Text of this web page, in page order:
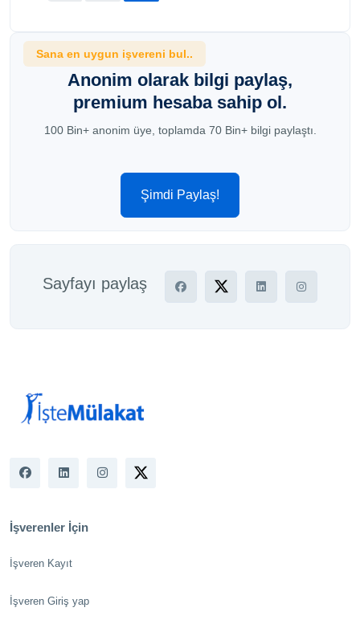
Sana en uygun işvereni bul..
Anonim olarak bilgi paylaş,
premium hesaba sahip ol.
100 Bin+ anonim üye, toplamda 70 Bin+ bilgi paylaştı.
Şimdi Paylaş!
Sayfayı paylaş
İşverenler İçin
İşveren Kayıt
İşveren Giriş yap